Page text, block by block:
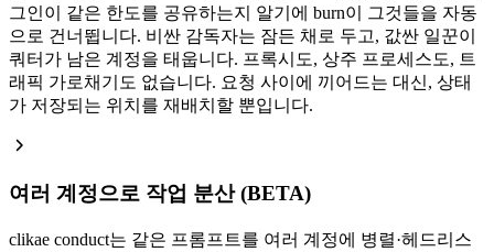
그인이 같은 한도를 공유하는지 알기에 burn이 그것들을 자동
으로 건너뜁니다. 비싼 감독자는 잠든 채로 두고, 값싼 일꾼이
쿼터가 남은 계정을 태웁니다. 프록시도, 상주 프로세스도, 트
래픽 가로채기도 없습니다. 요청 사이에 끼어드는 대신, 상태
가 저장되는 위치를 재배치할 뿐입니다.
여러 계정으로 작업 분산 (BETA)
clikae conduct는 같은 프롬프트를 여러 계정에 병렬·헤드리스